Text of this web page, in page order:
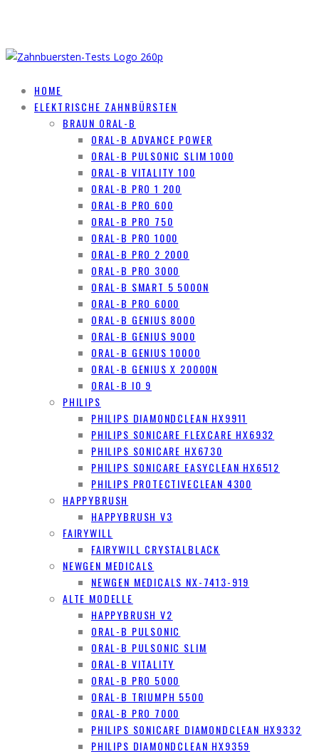
HOME
ELEKTRISCHE ZAHNBÜRSTEN
BRAUN ORAL-B
ORAL-B ADVANCE POWER
ORAL-B PULSONIC SLIM 1000
ORAL-B VITALITY 100
ORAL-B PRO 1 200
ORAL-B PRO 600
ORAL-B PRO 750
ORAL-B PRO 1000
ORAL-B PRO 2 2000
ORAL-B PRO 3000
ORAL-B SMART 5 5000N
ORAL-B PRO 6000
ORAL-B GENIUS 8000
ORAL-B GENIUS 9000
ORAL-B GENIUS 10000
ORAL-B GENIUS X 20000N
ORAL-B IO 9
PHILIPS
PHILIPS DIAMONDCLEAN HX9911
PHILIPS SONICARE FLEXCARE HX6932
PHILIPS SONICARE HX6730
PHILIPS SONICARE EASYCLEAN HX6512
PHILIPS PROTECTIVECLEAN 4300
HAPPYBRUSH
HAPPYBRUSH V3
FAIRYWILL
FAIRYWILL CRYSTALBLACK
NEWGEN MEDICALS
NEWGEN MEDICALS NX-7413-919
ALTE MODELLE
HAPPYBRUSH V2
ORAL-B PULSONIC
ORAL-B PULSONIC SLIM
ORAL-B VITALITY
ORAL-B PRO 5000
ORAL-B TRIUMPH 5500
ORAL-B PRO 7000
PHILIPS SONICARE DIAMONDCLEAN HX9332
PHILIPS DIAMONDCLEAN HX9359